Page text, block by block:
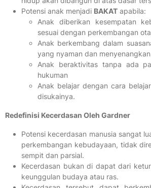
Potensi anak menjadi BAKAT apabila:
Anak diberikan kesempatan
sesuai dengan perkembangan
Anak berkembang dalam
yang nyaman dan
Anak beraktivitas tanpa ada
hukuman
Anak belajar dengan cara
disukainya.
Redefinisi Kecerdasan Oleh Gardner
Potensi kecerdasan manusia sangat
perkembangan kebudayaan, tidak
sempit dan parsial.
Kecerdasan bukan di dapat dari
keunggulan budaya atau ras.